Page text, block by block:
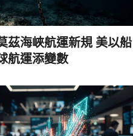
茲海峽航運新規 美以船
航運添變數